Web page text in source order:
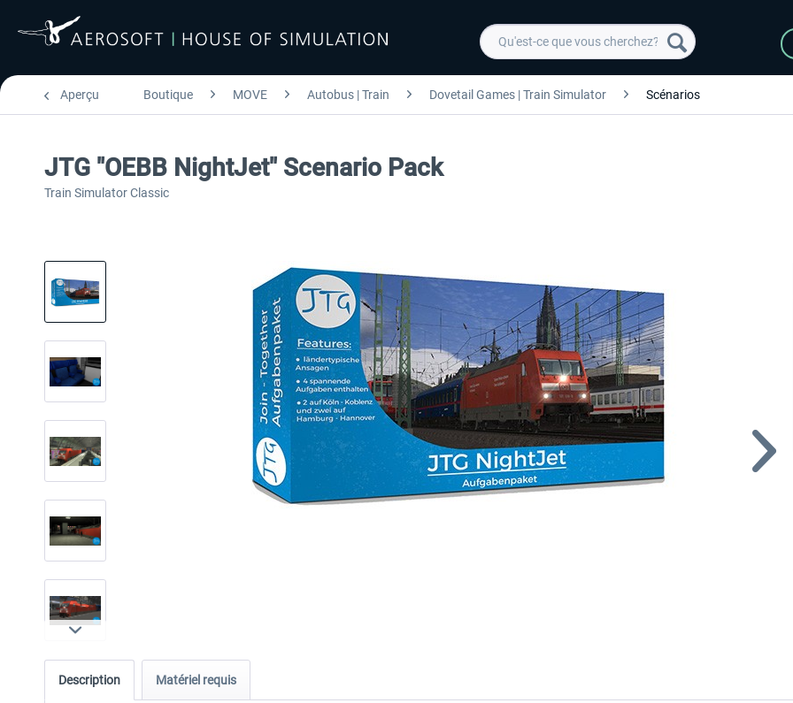
Aperçu Boutique MOVE Autobus | Train Dovetail Games | Train Simulator Scénarios
JTG "OEBB NightJet" Scenario Pack
Train Simulator Classic
Description Matériel requis